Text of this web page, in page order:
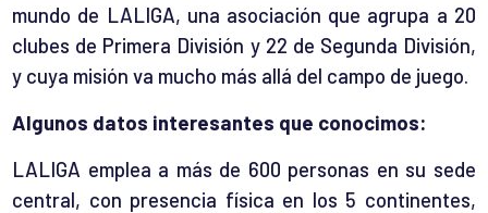
mundo de LALIGA, una asociación que agrupa a 20
clubes de Primera División y 22 de Segunda División,
y cuya misión va mucho más allá del campo de juego.
Algunos datos interesantes que conocimos:
LALIGA emplea a más de 600 personas en su sede
central, con presencia física en los 5 continentes,